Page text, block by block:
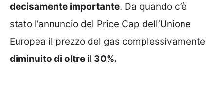
decisamente importante. Da quando c’è
stato l’annuncio del Price Cap dell’Unione
Europea il prezzo del gas complessivamente
diminuito di oltre il 30%.